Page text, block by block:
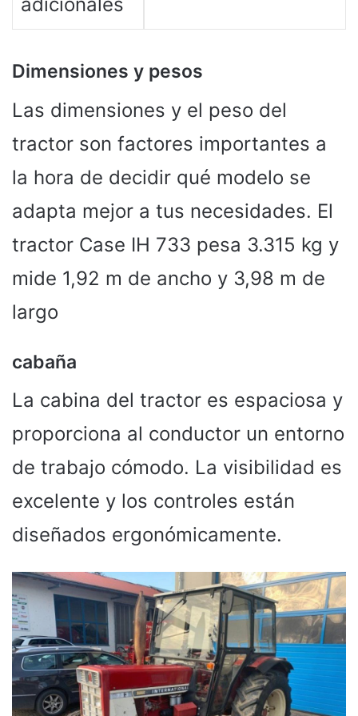
Dimensiones y pesos
Las dimensiones y el peso del
tractor son factores importantes a
la hora de decidir qué modelo se
adapta mejor a tus necesidades. El
tractor Case IH 733 pesa 3.315 kg y
mide 1,92 m de ancho y 3,98 m de
largo
cabaña
La cabina del tractor es espaciosa y
proporciona al conductor un entorno
de trabajo cómodo. La visibilidad es
excelente y los controles están
diseñados ergonómicamente.